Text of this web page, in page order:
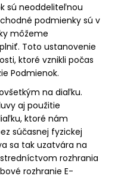
sú neoddeliteľnou
podmienky sú v
môžeme
Toto ustanovenie
ktoré vznikli počas
Podmienok.
na diaľku.
aj použitie
ktoré nám
súčasnej fyzickej
sa tak uzatvára na
rozhrania
rozhranie E-